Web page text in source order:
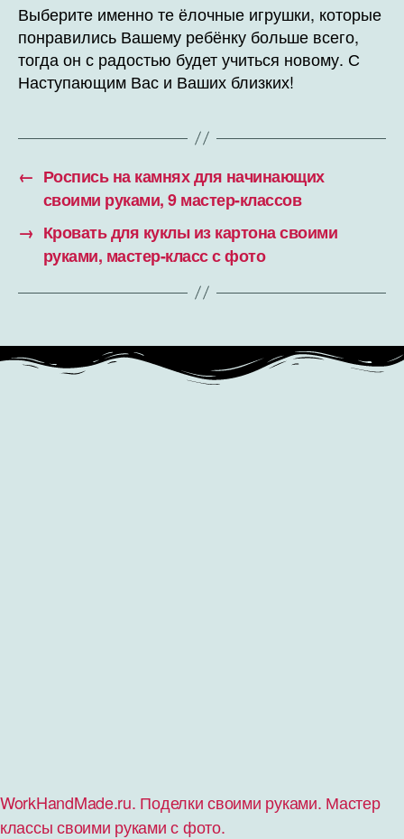
Выберите именно те ёлочные игрушки, которые
понравились Вашему ребёнку больше всего,
тогда он с радостью будет учиться новому. С
Наступающим Вас и Ваших близких!
← Роспись на камнях для начинающих
своими руками, 9 мастер-классов
→ Кровать для куклы из картона своими
руками, мастер-класс с фото
WorkHandMade.ru. Поделки своими руками. Мастер
классы своими руками с фото.